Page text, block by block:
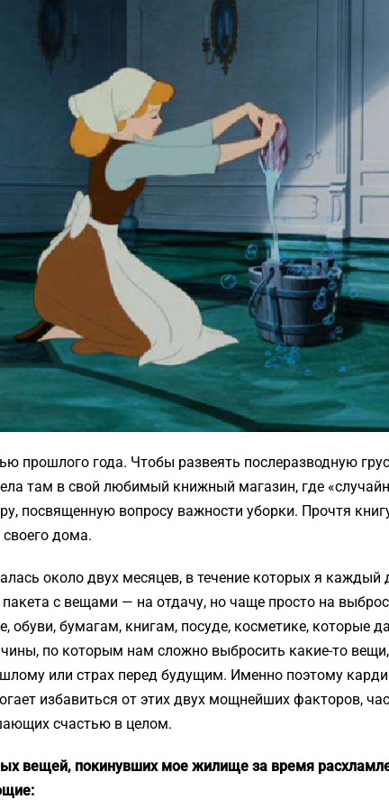
прошлого года. Чтобы развеять послеразводную
там в свой любимый книжный магазин, где
посвященную вопросу важности уборки. Прочтя
дома.
около двух месяцев, в течение которых я каждый
с вещами — на отдачу, но чаще просто на
обуви, бумагам, книгам, посуде, косметике, которые
по которым нам сложно выбросить какие-то вещи,
или страх перед будущим. Именно поэтому
избавиться от этих двух мощнейших факторов,
счастью в целом.
вещей, покинувших мое жилище за время